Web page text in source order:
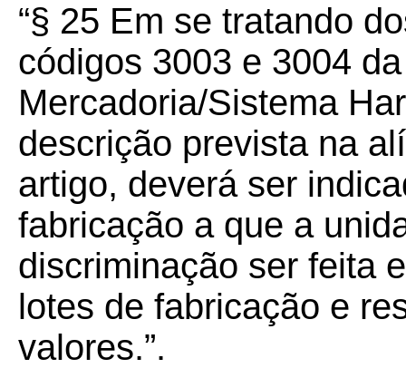
“§ 25 Em se tratando
códigos 3003 e 3004
Mercadoria/Sistema
descrição prevista na
artigo, deverá ser
fabricação a que a
discriminação ser feita
lotes de fabricação e
valores.”.